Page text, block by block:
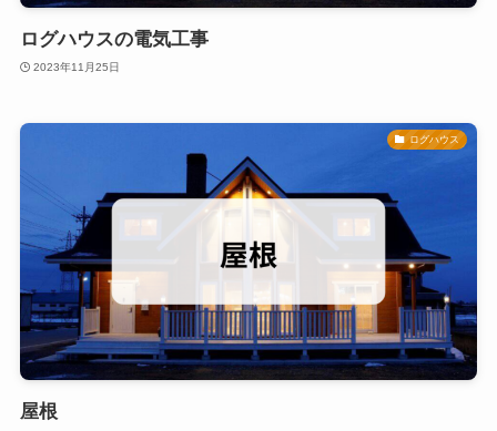
ログハウスの電気工事
2023年11月25日
ログハウス
屋根